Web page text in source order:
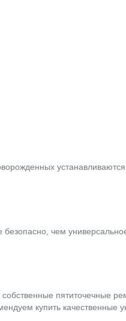
чем
пятиточечные
купить качественные